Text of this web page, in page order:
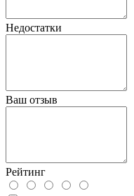
Недостатки
Ваш отзыв
Рейтинг